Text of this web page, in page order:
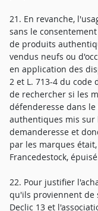
21. En revanche,
sans le
de produits
vendus neufs ou
en application des
2 et L. 713-4 du
de rechercher si les
défenderesse dans
authentiques mis sur
demanderesse et
par les marques
Francedestock,
22. Pour justifier
qu'ils proviennent de
Declic 13 et